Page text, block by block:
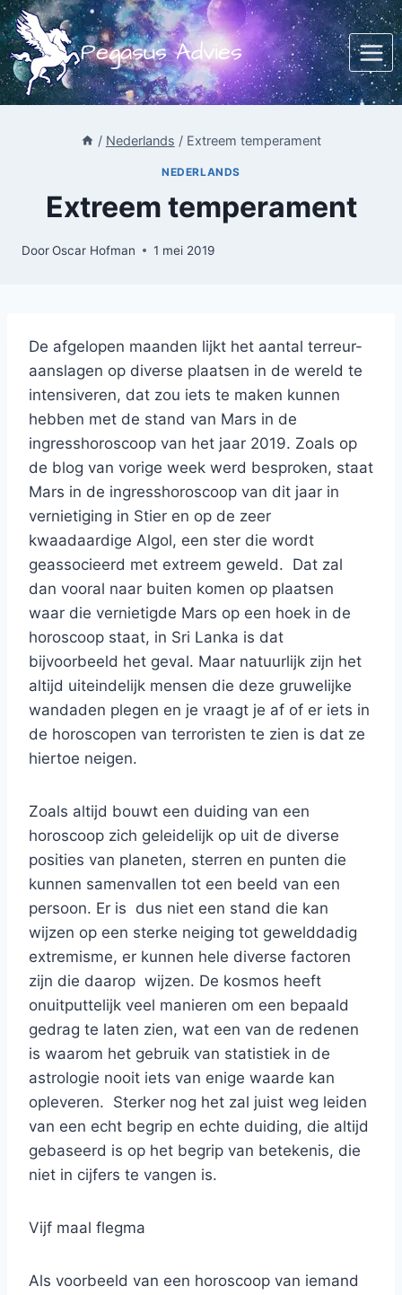
Doorgaan
naar
inhoud
Pegasus Advies
/ Nederlands / Extreem temperament
NEDERLANDS
Extreem temperament
DoorOscar Hofman 1 mei 2019
De afgelopen maanden lijkt het aantal terreur-
aanslagen op diverse plaatsen in de wereld te
intensiveren, dat zou iets te maken kunnen
hebben met de stand van Mars in de
ingresshoroscoop van het jaar 2019. Zoals op
de blog van vorige week werd besproken, staat
Mars in de ingresshoroscoop van dit jaar in
vernietiging in Stier en op de zeer
kwaadaardige Algol, een ster die wordt
geassocieerd met extreem geweld. Dat zal
dan vooral naar buiten komen op plaatsen
waar die vernietigde Mars op een hoek in de
horoscoop staat, in Sri Lanka is dat
bijvoorbeeld het geval. Maar natuurlijk zijn het
altijd uiteindelijk mensen die deze gruwelijke
wandaden plegen en je vraagt je af of er iets in
de horoscopen van terroristen te zien is dat ze
hiertoe neigen.
Zoals altijd bouwt een duiding van een
horoscoop zich geleidelijk op uit de diverse
posities van planeten, sterren en punten die
kunnen samenvallen tot een beeld van een
persoon. Er is dus niet een stand die kan
wijzen op een sterke neiging tot gewelddadig
extremisme, er kunnen hele diverse factoren
zijn die daarop wijzen. De kosmos heeft
onuitputtelijk veel manieren om een bepaald
gedrag te laten zien, wat een van de redenen
is waarom het gebruik van statistiek in de
astrologie nooit iets van enige waarde kan
opleveren. Sterker nog het zal juist weg leiden
van een echt begrip en echte duiding, die altijd
gebaseerd is op het begrip van betekenis, die
niet in cijfers te vangen is.
Vijf maal flegma
Als voorbeeld van een horoscoop van iemand